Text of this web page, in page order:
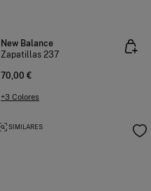
New Balance
Zapatillas 237
70,00 €
+3 Colores
SIMILARES